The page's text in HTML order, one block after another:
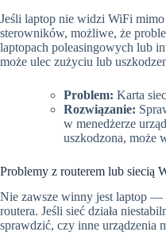
Jeśli laptop nie widzi WiFi
sterowników, możliwe, że
laptopach poleasingowych lub
może ulec zużyciu lub
Problem: Karta
Rozwiązanie:
w menedżerze
uszkodzona, może
Problemy z routerem lub siecią
Nie zawsze winny jest laptop —
routera. Jeśli sieć działa
sprawdzić, czy inne urządzenia